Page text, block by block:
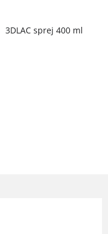
3DLAC sprej 400 ml